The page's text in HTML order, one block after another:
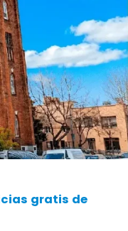
gratis de